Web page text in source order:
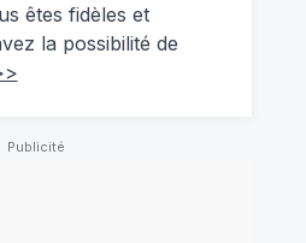
êtes fidèles et
la possibilité de